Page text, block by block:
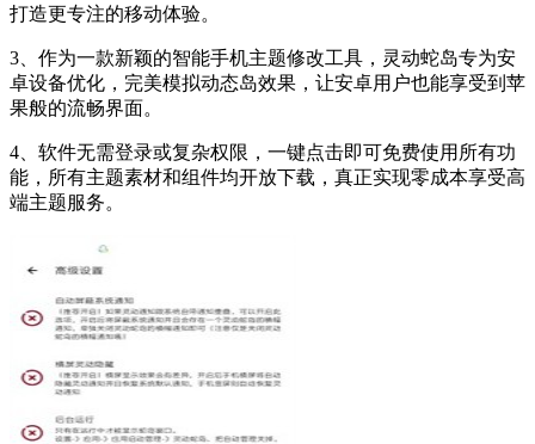
打造更专注的移动体验。
3、作为一款新颖的智能手机主题修改工具，灵动蛇岛专为安
卓设备优化，完美模拟动态岛效果，让安卓用户也能享受到苹
果般的流畅界面。
4、软件无需登录或复杂权限，一键点击即可免费使用所有功
能，所有主题素材和组件均开放下载，真正实现零成本享受高
端主题服务。